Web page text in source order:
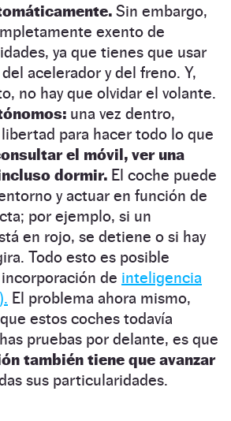
Sin embargo,
exento de
ya que tienes que usar
acelerador y del freno. Y,
no hay que olvidar el volante.
una vez dentro,
para hacer todo lo que
el móvil, ver una
dormir. El coche puede
y actuar en función de
por ejemplo, si un
en rojo, se detiene o si hay
Todo esto es posible
de inteligencia
El problema ahora mismo,
estos coches todavía
pruebas por delante, es que
también tiene que avanzar
sus particularidades.